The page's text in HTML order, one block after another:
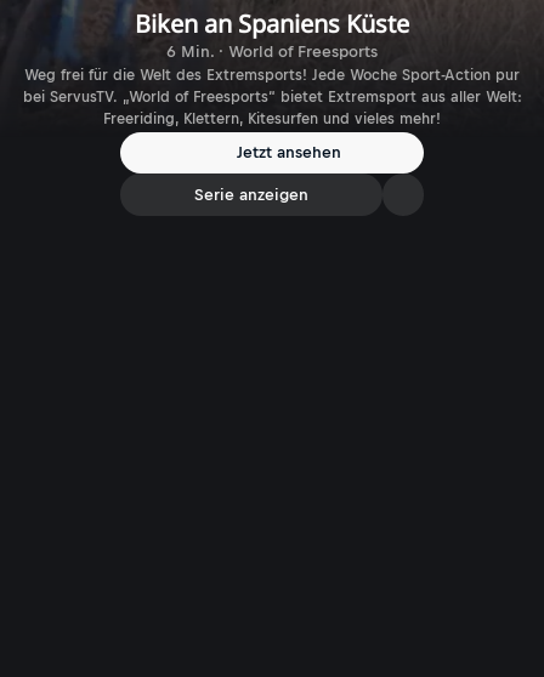
Biken an Spaniens Küste
6 Min. · World of Freesports
Weg frei für die Welt des Extremsports! Jede Woche Sport-Action pur
bei ServusTV. „World of Freesports“ bietet Extremsport aus aller Welt:
Freeriding, Klettern, Kitesurfen und vieles mehr!
Jetzt ansehen
Serie anzeigen